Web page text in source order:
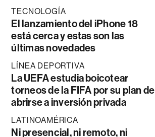
TECNOLOGÍA
El lanzamiento del iPhone 18
está cerca y estas son las
últimas novedades
LÍNEA DEPORTIVA
La UEFA estudia boicotear
torneos de la FIFA por su plan de
abrirse a inversión privada
LATINOAMÉRICA
Ni presencial, ni remoto, ni